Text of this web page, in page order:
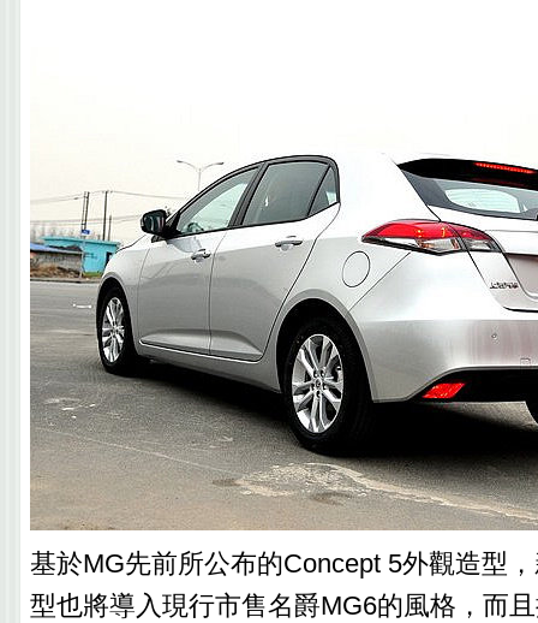
基於MG先前所公布的Concept 5外觀造型
型也將導入現行市售名爵MG6的風格，而